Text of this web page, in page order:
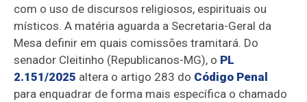
com o uso de discursos religiosos, espirituais ou
místicos. A matéria aguarda a Secretaria-Geral da
Mesa definir em quais comissões tramitará. Do
senador Cleitinho (Republicanos-MG), o PL
2.151/2025 altera o artigo 283 do Código Penal
para enquadrar de forma mais específica o chamado